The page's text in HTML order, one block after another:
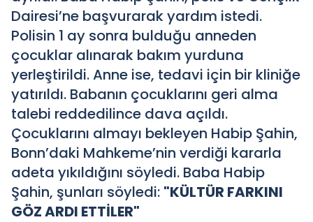
Dairesi’ne başvurarak yardım istedi.
Polisin 1 ay sonra bulduğu anneden
çocuklar alınarak bakım yurduna
yerleştirildi. Anne ise, tedavi için bir kliniğe
yatırıldı. Babanın çocuklarını geri alma
talebi reddedilince dava açıldı.
Çocuklarını almayı bekleyen Habip Şahin,
Bonn’daki Mahkeme’nin verdiği kararla
adeta yıkıldığını söyledi. Baba Habip
Şahin, şunları söyledi: "KÜLTÜR FARKINI
GÖZ ARDI ETTİLER"